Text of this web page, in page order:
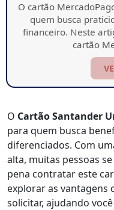
O cartão
quem busca
financeiro. Neste
cartão
O Cartão Santander
para quem busca
diferenciados. Com
alta, muitas pessoas
pena contratar este
explorar as vantagens
solicitar, ajudando